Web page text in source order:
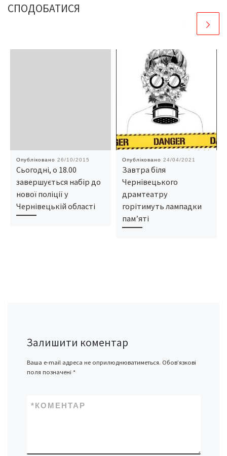
СПОДОБАТИСЯ
Опубліковано 26/10/2015
Сьогодні, о 18.00
завершується набір до
нової поліції у
Чернівецькій області
Опубліковано 24/04/2021
Завтра біля
Чернівецького
драмтеатру
горітимуть лампадки
пам’яті
Залишити коментар
Ваша e-mail адреса не оприлюднюватиметься. Обов’язкові
поля позначені *
КОМЕНТАР
*